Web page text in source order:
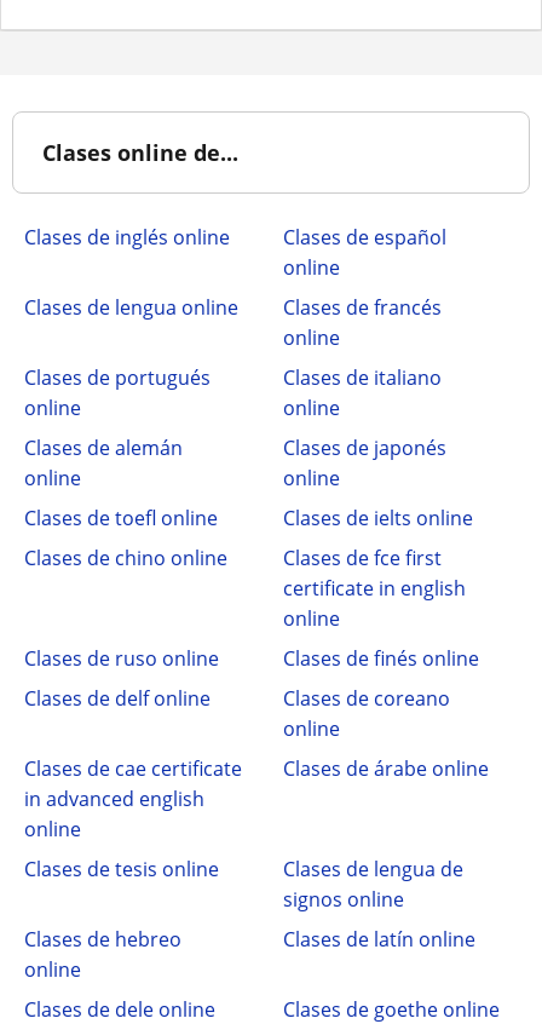
Clases online de...
Clases de inglés online
Clases de español
online
Clases de lengua online
Clases de francés
online
Clases de portugués
online
Clases de italiano
online
Clases de alemán
online
Clases de japonés
online
Clases de toefl online
Clases de ielts online
Clases de chino online
Clases de fce first
certificate in english
online
Clases de ruso online
Clases de finés online
Clases de delf online
Clases de coreano
online
Clases de cae certificate
in advanced english
online
Clases de árabe online
Clases de tesis online
Clases de lengua de
signos online
Clases de hebreo
online
Clases de latín online
Clases de dele online
Clases de goethe online